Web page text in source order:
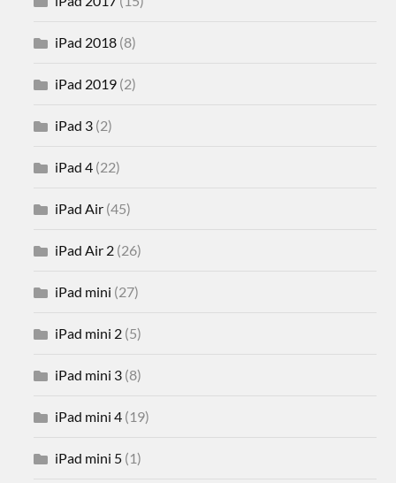
iPad 2018 (8)
iPad 2019 (2)
iPad 3 (2)
iPad 4 (22)
iPad Air (45)
iPad Air 2 (26)
iPad mini (27)
iPad mini 2 (5)
iPad mini 3 (8)
iPad mini 4 (19)
iPad mini 5 (1)